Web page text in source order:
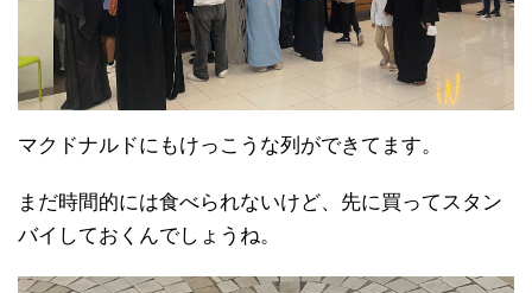
マクドナルドにもけっこうな列ができてます。
まだ時間的には食べられないけど、先に買ってスタン
バイしておくんでしょうね。